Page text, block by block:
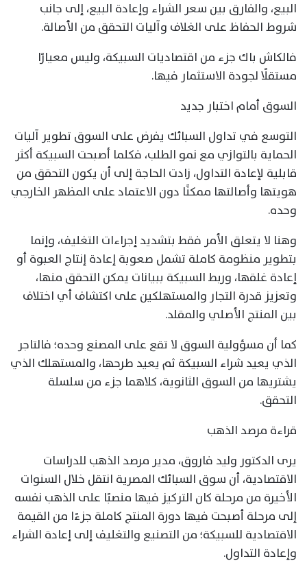
البيع، والفارق بين سعر الشراء وإعادة البيع، إلى جانب
شروط الحفاظ على الغلاف وآليات التحقق من الأصالة.
فالكاش باك جزء من اقتصاديات السبيكة، وليس معيارًا
مستقلًا لجودة الاستثمار فيها.
السوق أمام اختبار جديد
التوسع في تداول السبائك يفرض على السوق تطوير آليات
الحماية بالتوازي مع نمو الطلب، فكلما أصبحت السبيكة أكثر
قابلية لإعادة التداول، زادت الحاجة إلى أن يكون التحقق من
هويتها وأصالتها ممكنًا دون الاعتماد على المظهر الخارجي
وحده.
وهنا لا يتعلق الأمر فقط بتشديد إجراءات التغليف، وإنما
بتطوير منظومة كاملة تشمل صعوبة إعادة إنتاج العبوة أو
إعادة غلقها، وربط السبيكة ببيانات يمكن التحقق منها،
وتعزيز قدرة التجار والمستهلكين على اكتشاف أي اختلاف
بين المنتج الأصلي والمقلد.
كما أن مسؤولية السوق لا تقع على المصنع وحده؛ فالتاجر
الذي يعيد شراء السبيكة ثم يعيد طرحها، والمستهلك الذي
يشتريها من السوق الثانوية، كلاهما جزء من سلسلة
التحقق.
قراءة مرصد الذهب
يرى الدكتور وليد فاروق، مدير مرصد الذهب للدراسات
الاقتصادية، أن سوق السبائك المصرية انتقل خلال السنوات
الأخيرة من مرحلة كان التركيز فيها منصبًا على الذهب نفسه
إلى مرحلة أصبحت فيها دورة المنتج كاملة جزءًا من القيمة
الاقتصادية للسبيكة؛ من التصنيع والتغليف إلى إعادة الشراء
وإعادة التداول.